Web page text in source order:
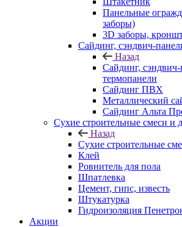
Панельные
заборы)
3D заборы,
Cайдинг, сэндвич-
Назад
Cайдинг,
термопанели
Сайдинг ПВХ
Металлический
Сайдинг Альта
Сухие строительные смеси и
Назад
Сухие строительные
Клей
Ровнитель для пола
Шпатлевка
Цемент, гипс, известь
Штукатурка
Гидроизоляция
Акции